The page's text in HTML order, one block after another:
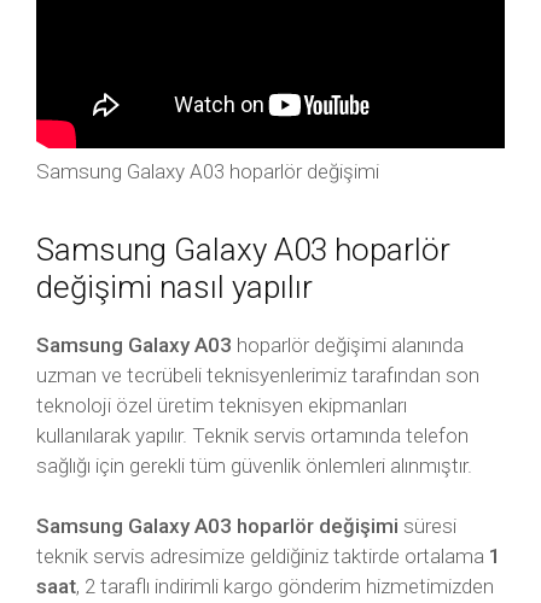
Samsung Galaxy A03 hoparlör değişimi
Samsung Galaxy A03 hoparlör
değişimi nasıl yapılır
Samsung Galaxy A03 hoparlör değişimi alanında
uzman ve tecrübeli teknisyenlerimiz tarafından son
teknoloji özel üretim teknisyen ekipmanları
kullanılarak yapılır. Teknik servis ortamında telefon
sağlığı için gerekli tüm güvenlik önlemleri alınmıştır.
Samsung Galaxy A03 hoparlör değişimi süresi
teknik servis adresimize geldiğiniz taktirde ortalama 1
saat, 2 taraflı indirimli kargo gönderim hizmetimizden